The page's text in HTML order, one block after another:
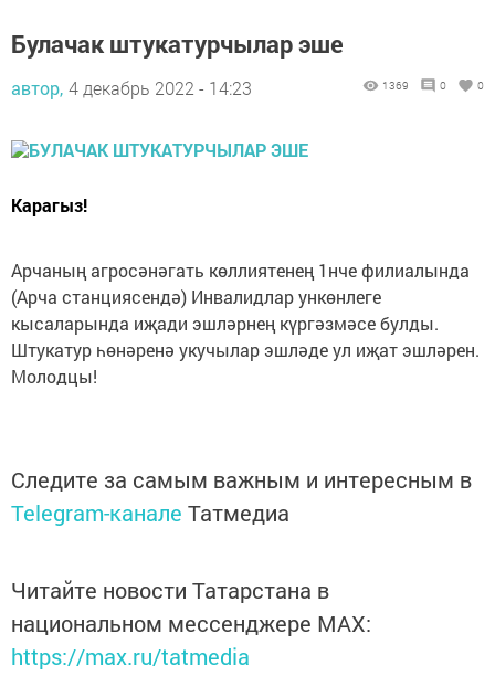
Булачак штукатурчылар эше
автор, 4 декабрь 2022 - 14:23 1369 0 0
Карагыз!
Арчаның агросәнәгать көллиятенең 1нче филиалында
(Арча станциясендә) Инвалидлар ункөнлеге
кысаларында иҗади эшләрнең күргәзмәсе булды.
Штукатур һөнәренә укучылар эшләде ул иҗат эшләрен.
Молодцы!
Следите за самым важным и интересным в
Telegram-канале Татмедиа
Читайте новости Татарстана в
национальном мессенджере MАХ:
https://max.ru/tatmedia